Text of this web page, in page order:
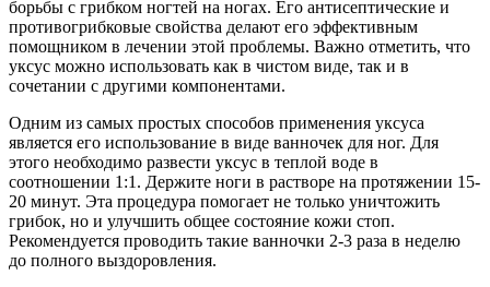
борьбы с грибком ногтей на ногах. Его антисептические и
противогрибковые свойства делают его эффективным
помощником в лечении этой проблемы. Важно отметить, что
уксус можно использовать как в чистом виде, так и в
сочетании с другими компонентами.
Одним из самых простых способов применения уксуса
является его использование в виде ванночек для ног. Для
этого необходимо развести уксус в теплой воде в
соотношении 1:1. Держите ноги в растворе на протяжении 15-
20 минут. Эта процедура помогает не только уничтожить
грибок, но и улучшить общее состояние кожи стоп.
Рекомендуется проводить такие ванночки 2-3 раза в неделю
до полного выздоровления.